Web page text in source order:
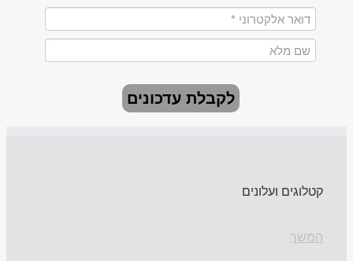
לקבלת עדכונים
קטלוגים ועלונים
המשך